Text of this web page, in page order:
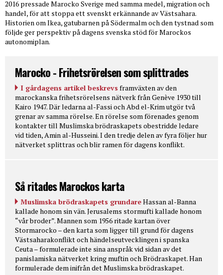
2016 pressade Marocko Sverige med samma medel, migration och
handel, för att stoppa ett svenskt erkännande av Västsahara.
Historien om Ikea, gatubarnen på Södermalm och den tystnad som
följde ger perspektiv på dagens svenska stöd för Marockos
autonomiplan.
Marocko - Frihetsrörelsen som splittrades
I gårdagens artikel beskrevs framväxten av den
marockanska frihetsrörelsens nätverk från Genève 1930 till
Kairo 1947. Där ledarna al-Fassi och Abd el-Krim utgör två
grenar av samma rörelse. En rörelse som förenades genom
kontakter till Muslimska brödraskapets obestridde ledare
vid tiden, Amin al-Husseini. I den tredje delen av fyra följer hur
nätverket splittras och blir ramen för dagens konflikt.
Så ritades Marockos karta
Muslimska brödraskapets grundareHassan al-Banna
kallade honom sin vän. Jerusalems stormufti kallade honom
“vår broder”. Mannen som 1956 ritade kartan över
Stormarocko – den karta som ligger till grund för dagens
Västsaharakonflikt och händelseutvecklingen i spanska
Ceuta – formulerade inte sina anspråk vid sidan av det
panislamiska nätverket kring muftin och Brödraskapet. Han
formulerade dem inifrån det Muslimska brödraskapet.